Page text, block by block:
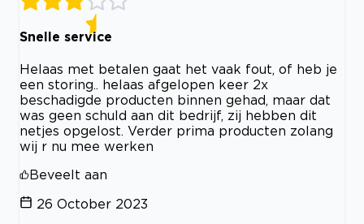
Snelle service
Helaas met betalen gaat het vaak fout, of heb je
een storing.. helaas afgelopen keer 2x
beschadigde producten binnen gehad, maar dat
was geen schuld aan dit bedrijf, zij hebben dit
netjes opgelost. Verder prima producten zolang
wij r nu mee werken
Beveelt aan
26 October 2023